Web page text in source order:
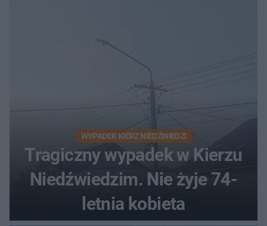
WYPADEK KIERZ NIEDŹWIEDZI
Tragiczny wypadek w Kierzu
Niedźwiedzim. Nie żyje 74-
letnia kobieta